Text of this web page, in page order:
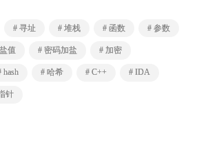
# 寻址 # 堆栈 # 函数 # 参数
值 # 密码加盐 # 加密
hash # 哈希 # C++ # IDA
针